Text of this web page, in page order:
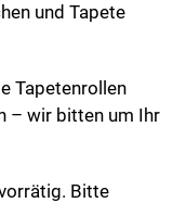
und Tapete
Tapetenrollen
– wir bitten um Ihr
Bitte